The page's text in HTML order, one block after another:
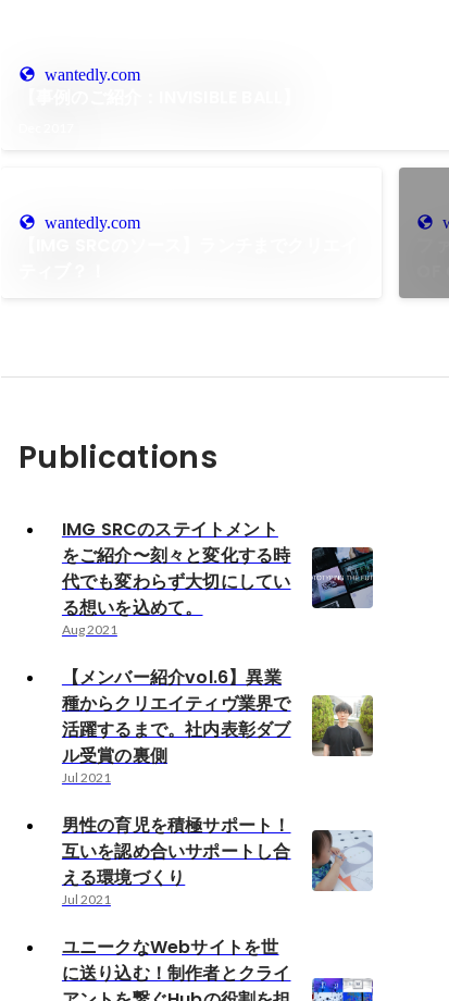
wantedly.com
wantedly.com
ー
Publications
IMG SRCのステイトメント
をご紹介〜刻々と変化する時
代でも変わらず大切にしてい
る想いを込めて。
Aug 2021
【メンバー紹介vol.6】異業
種からクリエイティヴ業界で
活躍するまで。社内表彰ダブ
ル受賞の裏側
Jul 2021
男性の育児を積極サポート！
互いを認め合いサポートし合
える環境づくり
Jul 2021
ユニークなWebサイトを世
に送り込む！制作者とクライ